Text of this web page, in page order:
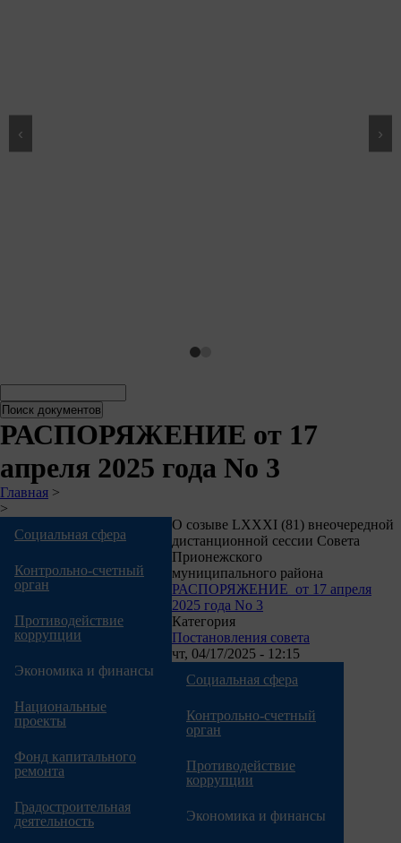
‹ ›
Поиск
документов
документов
РАСПОРЯЖЕНИЕ от 17
апреля 2025 года No 3
Строка
навигации
Главная >
>
Социальная сфера
Контрольно-счетный
орган
Противодействие
коррупции
Экономика и финансы
Национальные
проекты
Фонд капитального
ремонта
Градостроительная
деятельность
О созыве LXXXI (81) внеочередной
дистанционной сессии Совета
Прионежского
муниципального района
РАСПОРЯЖЕНИЕ от 17 апреля
2025 года No 3
Категория
Постановления совета
чт, 04/17/2025 - 12:15
Социальная сфера
Контрольно-счетный
орган
Противодействие
коррупции
Экономика и финансы